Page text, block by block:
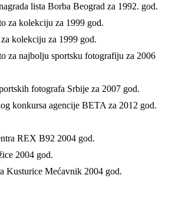
lista Borba Beograd za 1992. god.
za kolekciju za 1999 god.
kolekciju za 1999 god.
za najbolju sportsku fotografiju za 2006
fotografa Srbije za 2007 god.
konkursa agencije BETA za 2012 god.
REX B92 2004 god.
2004 god.
Kusturice Mećavnik 2004 god.